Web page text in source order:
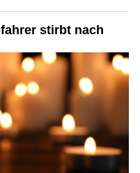
stirbt nach